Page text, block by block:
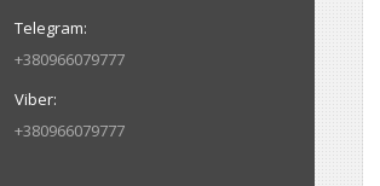
+380966079777
+380966079777